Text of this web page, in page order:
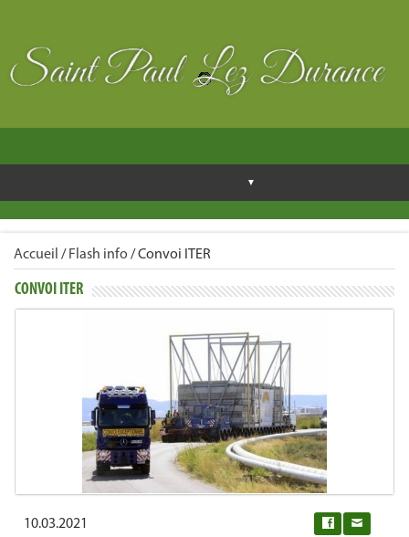
Accueil / Flash info /Convoi ITER
CONVOI ITER
10.03.2021